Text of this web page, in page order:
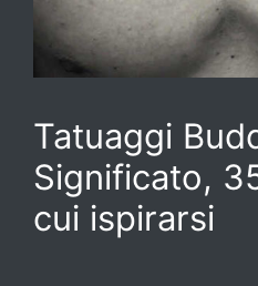
Tatuaggi
Significato,
cui ispirarsi